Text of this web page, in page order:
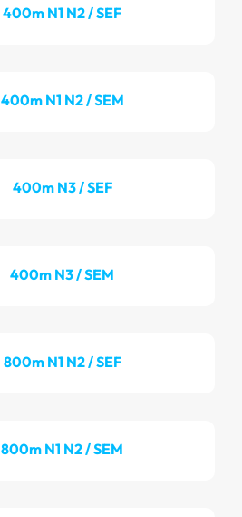
400m N1 N2 / SEF
400m N1 N2 / SEM
400m N3 / SEF
400m N3 / SEM
800m N1 N2 / SEF
800m N1 N2 / SEM